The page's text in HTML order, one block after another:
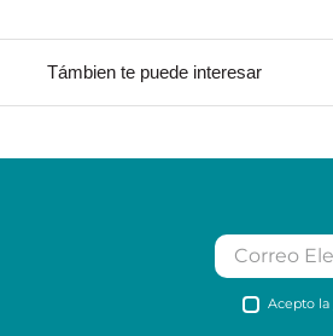
Támbien te puede interesar
Acepto la